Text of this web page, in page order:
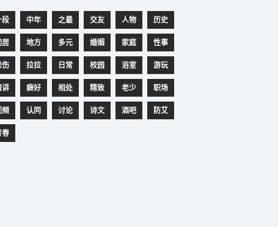
段 中年 之最 交友 人物 历史
居 地方 多元 婚姻 家庭 性事
伤 拉拉 日常 校园 浴室 游玩
讲 癖好 相处 精致 老少 职场
频 认同 讨论 诗文 酒吧 防艾
春